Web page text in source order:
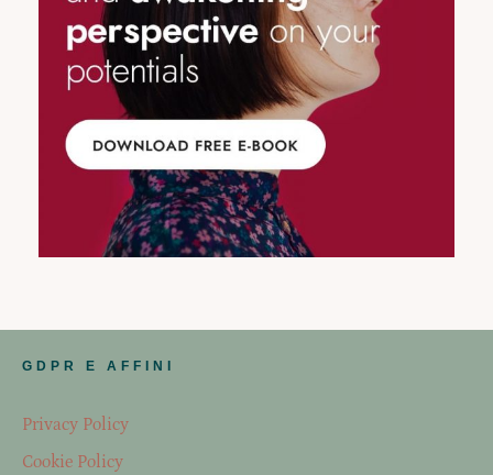
GDPR E AFFINI
Privacy Policy
Cookie Policy